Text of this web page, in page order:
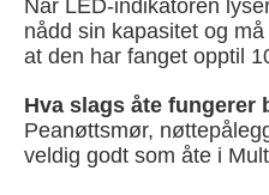
Når LED-indikatoren
nådd sin kapasitet og
at den har fanget opptil
Hva slags åte fungerer
Peanøttsmør,
veldig godt som åte i